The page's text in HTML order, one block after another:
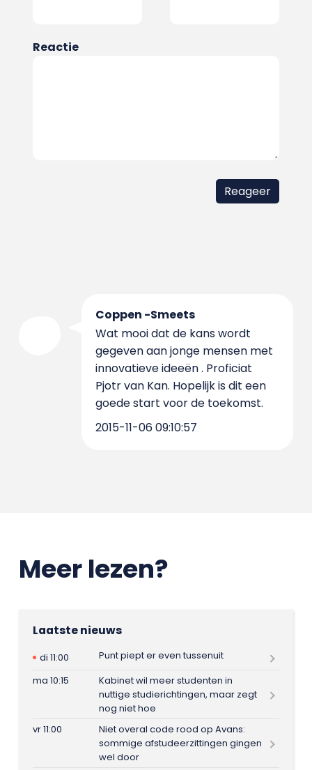
Reactie
Coppen -Smeets
Wat mooi dat de kans wordt
gegeven aan jonge mensen met
innovatieve ideeën . Proficiat
Pjotr van Kan. Hopelijk is dit een
goede start voor de toekomst.
2015-11-06 09:10:57
Meer lezen?
Laatste nieuws
di 11:00
Punt piept er even tussenuit
ma 10:15
Kabinet wil meer studenten in
nuttige studierichtingen, maar zegt
nog niet hoe
vr 11:00
Niet overal code rood op Avans:
sommige afstudeerzittingen gingen
wel door